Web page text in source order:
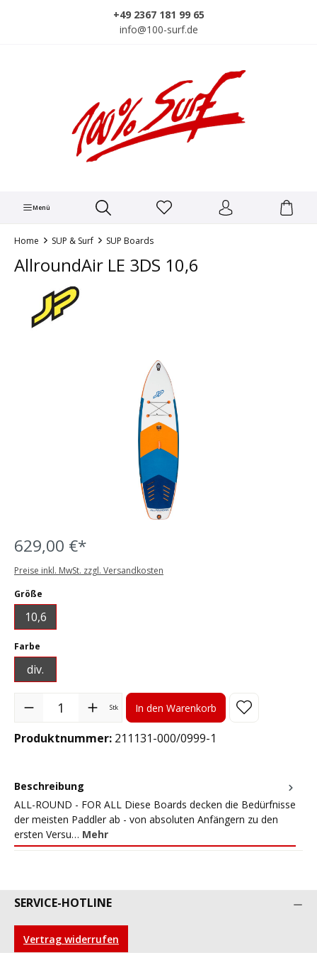
+49 2367 181 99 65
info@100-surf.de
Menü
Home SUP & Surf SUP Boards
AllroundAir LE 3DS 10,6
Bildergalerie überspringen
629,00 €*
Preise inkl. MwSt. zzgl. Versandkosten
Größe
10,6
Farbe
div.
Produkt Anzahl: Gib den gewünschten Wert ein oder benutze
Stk In den Warenkorb
Produktnummer: 211131-000/0999-1
Beschreibung
ALL-ROUND - FOR ALL Diese Boards decken die Bedürfnisse
der meisten Paddler ab - von absoluten Anfängern zu den
ersten Versu… Mehr
SERVICE-HOTLINE
Vertrag widerrufen